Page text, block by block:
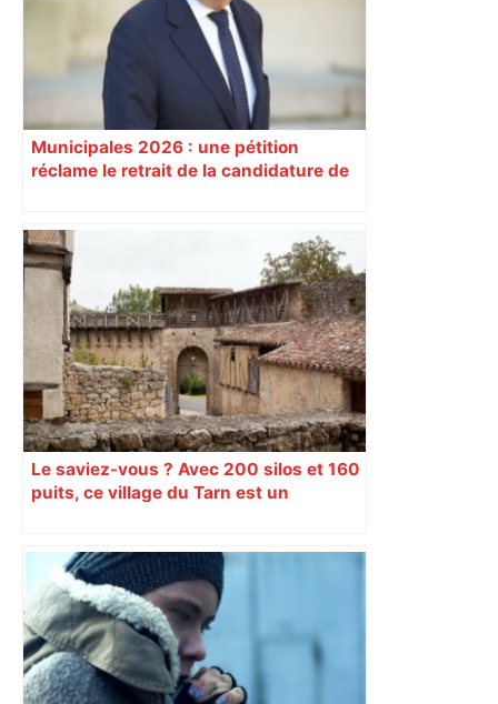
Municipales 2026 : une pétition
réclame le retrait de la candidature de
Le saviez-vous ? Avec 200 silos et 160
puits, ce village du Tarn est un